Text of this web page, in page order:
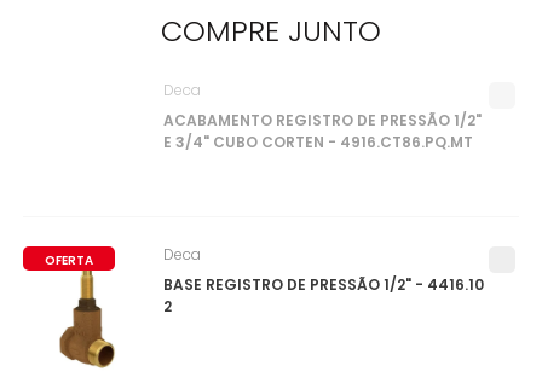
COMPRE JUNTO
ACABAMENTO REGISTRO DE PRESSÃO 1/2"
E 3/4" CUBO CORTEN - 4916.CT86.PQ.MT
Deca
OFERTA
BASE REGISTRO DE PRESSÃO 1/2" - 4416.10